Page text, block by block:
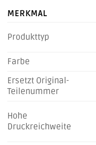
MERKMAL
Produkttyp
Farbe
Ersetzt Original-
Teilenummer
Hohe
Druckreichweite